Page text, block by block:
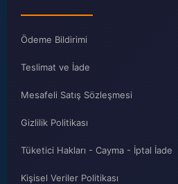
Ödeme Bildirimi
Teslimat ve İade
Mesafeli Satış Sözleşmesi
Gizlilik Politikası
Tüketici Hakları - Cayma - İptal İade
Kişisel Veriler Politikası